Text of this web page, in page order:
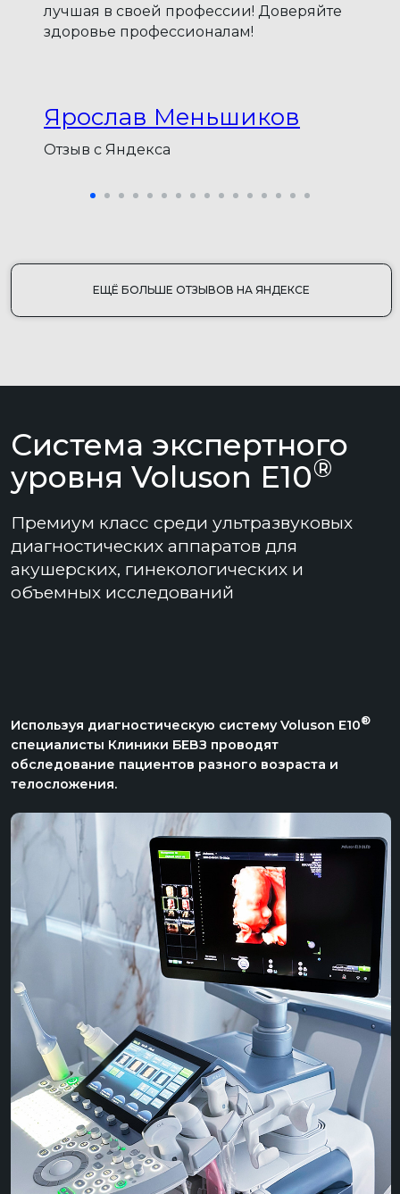
лучшая в своей профессии! Доверяйте
здоровье профессионалам!
Ярослав Меньшиков
Отзыв с Яндекса
Четкость отображения позволяет видеть даже
незначительные отклонения и патологические
Сканеры Voluson E10
®BT21тм
с возможностями
флагманских систем ультразвуковой диагностики.
Система создана на базе технологий визуализации,
изначально используемых в системах GE
более
высокого класса, что обеспечивает такие
дополнительные преимущества как улучшенная
проникающая способность, сложносоставное
пространственное сканирование и встроенные
Сосудов
Опорно-двигательной системы
Акушерства и гинекологии
Philips Affiniti 70 ®
Affiniti 70 ®
– инновационная
ультразвуковая система, позволяющая
получать надежные результаты
УЗИ внутренних органов в Клинике БЕВЗ
проводится с использованием системы
экспертного класса Philips Affiniti 70®